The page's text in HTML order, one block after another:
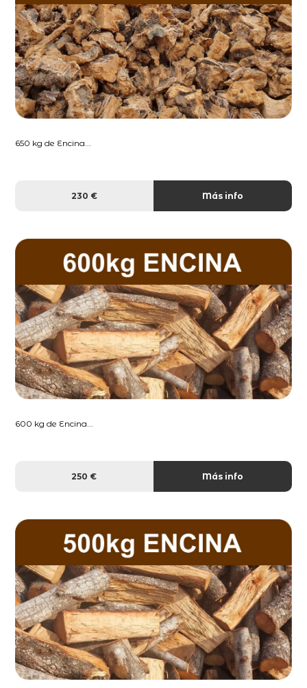
650 kg de Encina...
230 € Más info
600 kg de Encina...
250 € Más info